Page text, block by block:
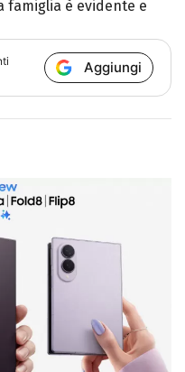
famiglia è evidente e
Aggiungi